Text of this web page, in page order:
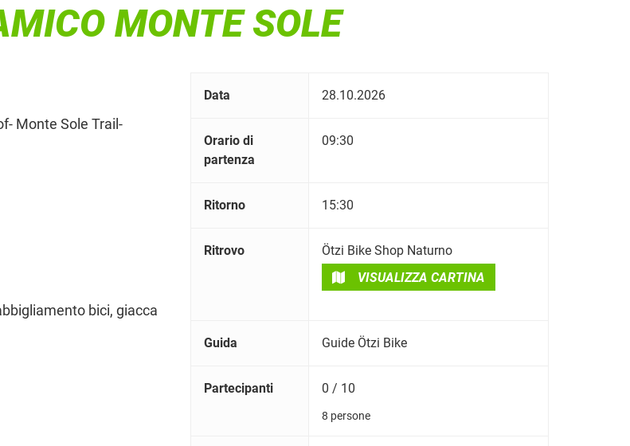
MONTE SOLE
Data 28.10.2026
Orario di
partenza
09:30
Ritorno 15:30
Ritrovo
Ötzi Bike Shop Naturno
VISUALIZZA CARTINA
Guida Guide Ötzi Bike
Partecipanti 0 / 10
8 persone
Monte Sole Trail-
bici, giacca